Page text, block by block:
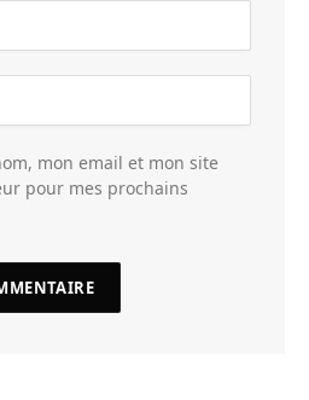
mon email et mon site
pour mes prochains